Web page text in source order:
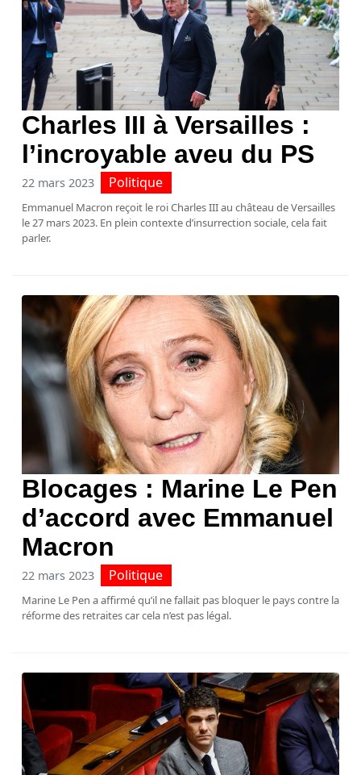
Charles III à Versailles :
l’incroyable aveu du PS
22 mars 2023 Politique
Emmanuel Macron reçoit le roi Charles III au château de Versailles
le 27 mars 2023. En plein contexte d’insurrection sociale, cela fait
parler.
Blocages : Marine Le Pen
d’accord avec Emmanuel
Macron
22 mars 2023 Politique
Marine Le Pen a affirmé qu’il ne fallait pas bloquer le pays contre la
réforme des retraites car cela n’est pas légal.